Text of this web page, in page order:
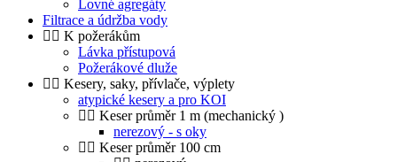
Lovné agregáty
Filtrace a údržba vody
K požerákům
Lávka přístupová
Požerákové dluže
Kesery, saky, přívlače, výplety
atypické kesery a pro KOI
Keser průměr 1 m (mechanický )
nerezový - s oky
Keser průměr 100 cm